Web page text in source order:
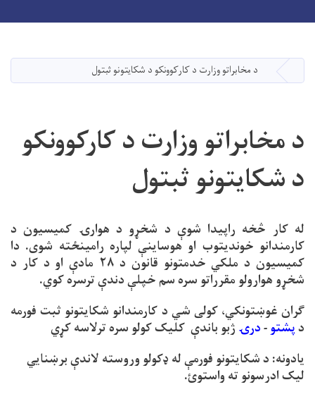
main
content
کورپاڼه
د مخابراتو وزارت د کارکوونکو د شکایتونو ثبتول
د مخابراتو وزارت د کارکوونکو
د شکایتونو ثبتول
له کار څخه راپیدا شوې د شخړو د هوارۍ کمیسیون د
کارمندانو خوندیتوب او هوساینې لپاره رامینځته شوی. دا
کمیسیون د ملکي خدمتونو قانون د ۲۸ مادې او د کار د
شخړو هوارولو مقرراتو سره سم خپلې دندې ترسره کوي.
ګران غوښتونکي، کولی شي د کارمندانو شکایتونو ثبت فورمه
دپشتو-درۍژبو باندې کلیک کولو سره ترلاسه کړي
یادونه: د شکایتونو فورمې له ډکولو وروسته لاندې برښنایي
لیک ادرسونو ته واستوئ.